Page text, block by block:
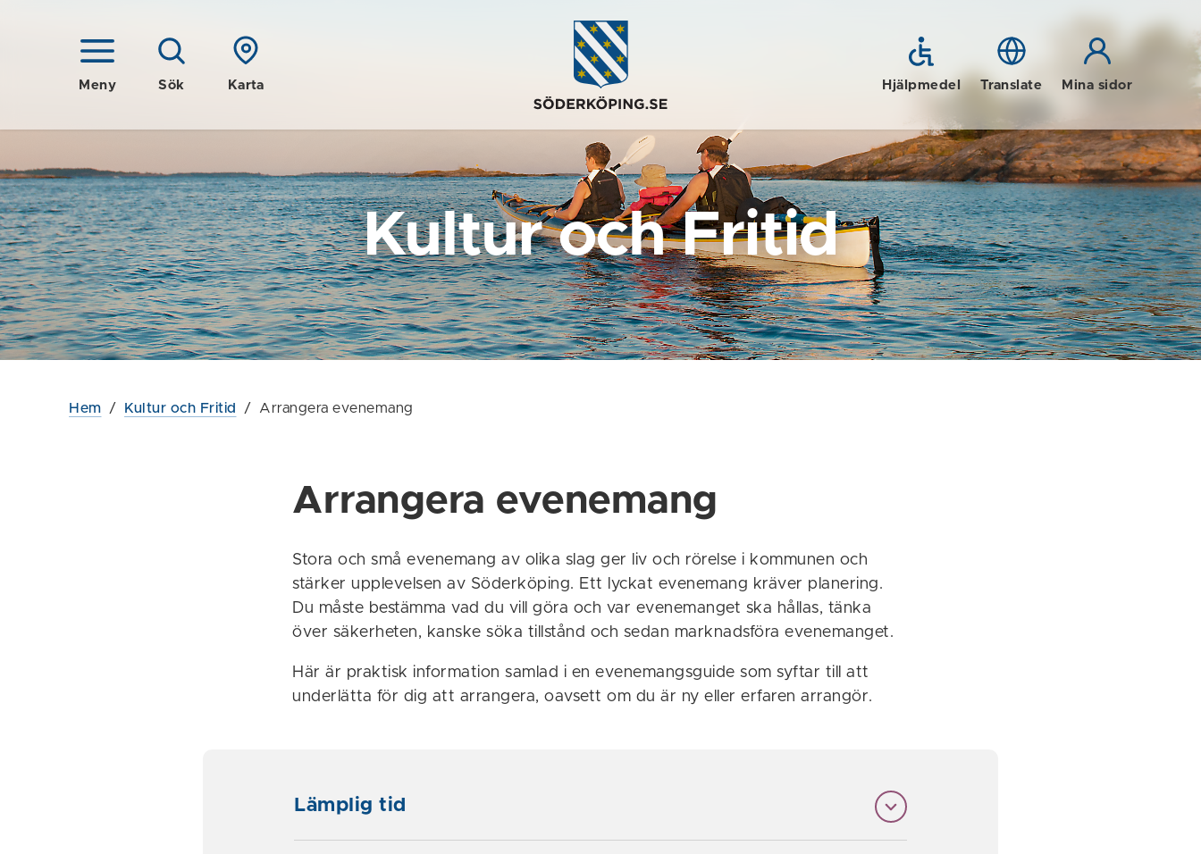
Meny Sök Karta Hjälpmedel Translate Mina sidor
Kultur och Fritid
Hem / Kultur och Fritid / Arrangera evenemang
Arrangera evenemang
Stora och små evenemang av olika slag ger liv och rörelse i kommunen och
stärker upplevelsen av Söderköping. Ett lyckat evenemang kräver planering.
Du måste bestämma vad du vill göra och var evenemanget ska hållas, tänka
över säkerheten, kanske söka tillstånd och sedan marknadsföra evenemanget.
Här är praktisk information samlad i en evenemangsguide som syftar till att
underlätta för dig att arrangera, oavsett om du är ny eller erfaren arrangör.
Lämplig tid